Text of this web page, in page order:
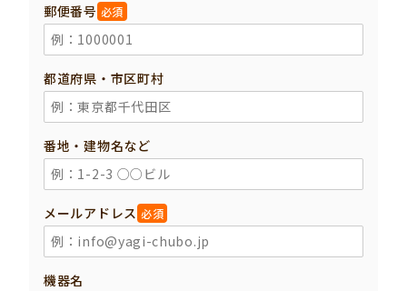
郵便番号 必須
都道府県・市区町村
番地・建物名など
メールアドレス 必須
機器名